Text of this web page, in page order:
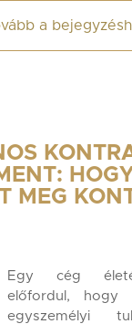
a
MEG
Egy cég
előfordul, hogy
egyszemélyi